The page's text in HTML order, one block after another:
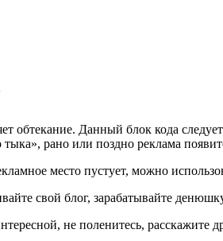
обтекание. Данный блок кода
рано или поздно реклама
место пустует, можно
свой блог, зарабатывайте
не поленитесь,